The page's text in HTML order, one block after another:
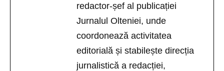
redactor-șef al publicației
Jurnalul Olteniei, unde
coordonează activitatea
editorială și stabilește direcția
jurnalistică a redacției,